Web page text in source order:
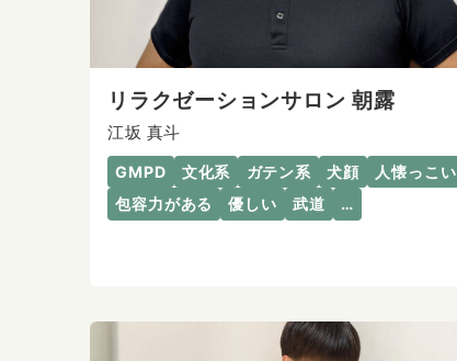
リラクゼーションサロン 朝露
江坂 真斗
GMPD 文化系 ガテン系 犬顔
人懐っこい
包容力がある
優しい 武道 …